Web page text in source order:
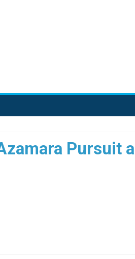
Pursuit a